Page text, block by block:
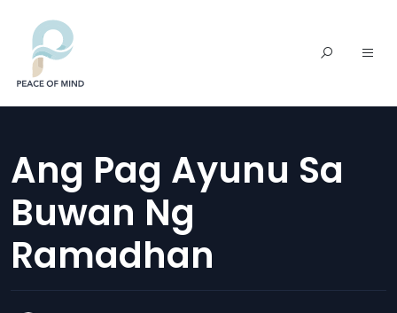
Ang Pag Ayunu Sa
Buwan Ng
Ramadhan